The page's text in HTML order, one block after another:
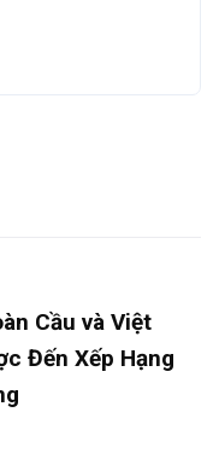
Cầu và Việt
Đến Xếp Hạng